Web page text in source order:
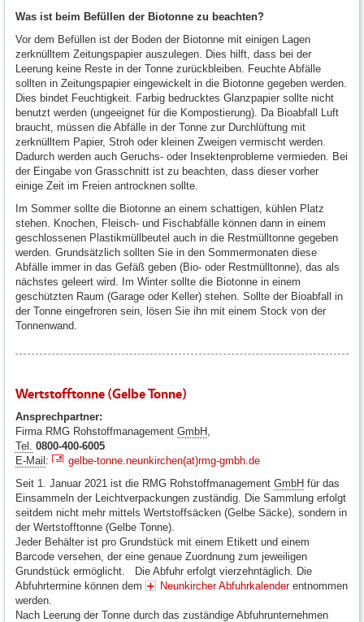
Was ist beim Befüllen der Biotonne zu beachten?
Vor dem Befüllen ist der Boden der Biotonne mit einigen Lagen
zerknülltem Zeitungspapier auszulegen. Dies hilft, dass bei der
Leerung keine Reste in der Tonne zurückbleiben. Feuchte Abfälle
sollten in Zeitungspapier eingewickelt in die Biotonne gegeben werden.
Dies bindet Feuchtigkeit. Farbig bedrucktes Glanzpapier sollte nicht
benutzt werden (ungeeignet für die Kompostierung). Da Bioabfall Luft
braucht, müssen die Abfälle in der Tonne zur Durchlüftung mit
zerknülltem Papier, Stroh oder kleinen Zweigen vermischt werden.
Dadurch werden auch Geruchs- oder Insektenprobleme vermieden. Bei
der Eingabe von Grasschnitt ist zu beachten, dass dieser vorher
einige Zeit im Freien antrocknen sollte.
Im Sommer sollte die Biotonne an einem schattigen, kühlen Platz
stehen. Knochen, Fleisch- und Fischabfälle können dann in einem
geschlossenen Plastikmüllbeutel auch in die Restmülltonne gegeben
werden. Grundsätzlich sollten Sie in den Sommermonaten diese
Abfälle immer in das Gefäß geben (Bio- oder Restmülltonne), das als
nächstes geleert wird. Im Winter sollte die Biotonne in einem
geschützten Raum (Garage oder Keller) stehen. Sollte der Bioabfall in
der Tonne eingefroren sein, lösen Sie ihn mit einem Stock von der
Tonnenwand.
Wertstofftonne (Gelbe Tonne)
Ansprechpartner:
Firma RMG Rohstoffmanagement GmbH
Tel. 0800-400-6005
E-Mail:
gelbe-tonne.neunkirchen(at)rmg-gmbh.de
Seit 1. Januar 2021 ist die RMG Rohstoffmanagement GmbH für das
Einsammeln der Leichtverpackungen zuständig. Die Sammlung erfolgt
seitdem nicht mehr mittels Wertstoffsäcken (Gelbe Säcke), sondern in
der Wertstofftonne (Gelbe Tonne).
Jeder Behälter ist pro Grundstück mit einem Etikett und einem
Barcode versehen, der eine genaue Zuordnung zum jeweiligen
Grundstück ermöglicht. Die Abfuhr erfolgt vierzehntäglich. Die
Abfuhrtermine können dem
Neunkircher Abfuhrkalender entnommen
werden.
Nach Leerung der Tonne durch das zuständige Abfuhrunternehmen